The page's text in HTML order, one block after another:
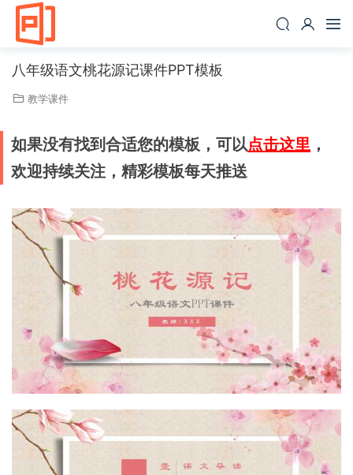
八年级语文桃花源记课件PPT模板
教学课件
如果没有找到合适您的模板，可以点击这里 ，
欢迎持续关注，精彩模板每天推送